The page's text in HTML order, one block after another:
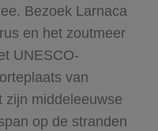
Bezoek Larnaca
en het zoutmeer
UNESCO-
van
zijn middeleeuwse
op de stranden